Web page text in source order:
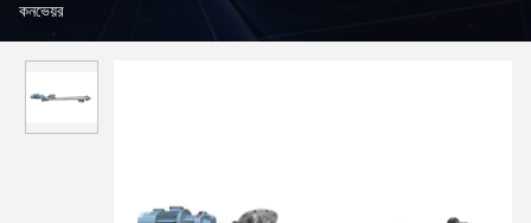
কনভেয়র